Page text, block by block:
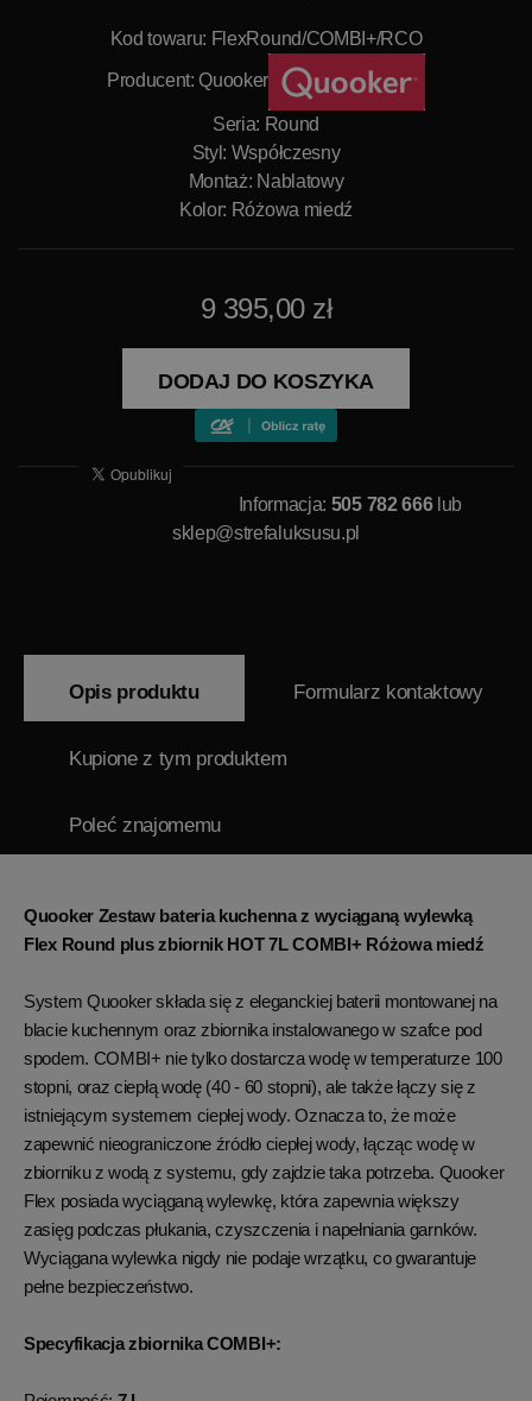
Kod towaru: FlexRound/COMBI+/RCO
Producent:Quooker
Seria: Round
Styl: Współczesny
Montaż: Nablatowy
Kolor: Różowa miedź
9 395,00 zł
DODAJ DO KOSZYKA
Informacja: 505 782 666lub
sklep@strefaluksusu.pl
Opis produktu Formularz kontaktowy
Kupione z tym produktem
Poleć znajomemu
Quooker Zestaw bateria kuchenna z wyciąganą wylewką
Flex Round plus zbiornik HOT 7L COMBI+ Różowa miedź
System Quooker składa się z eleganckiej baterii montowanej na
blacie kuchennym oraz zbiornika instalowanego w szafce pod
spodem. COMBI+ nie tylko dostarcza wodę w temperaturze 100
stopni, oraz ciepłą wodę (40 - 60 stopni), ale także łączy się z
istniejącym systemem ciepłej wody. Oznacza to, że może
zapewnić nieograniczone źródło ciepłej wody, łącząc wodę w
zbiorniku z wodą z systemu, gdy zajdzie taka potrzeba. Quooker
Flex posiada wyciąganą wylewkę, która zapewnia większy
zasięg podczas płukania, czyszczenia i napełniania garnków.
Wyciągana wylewka nigdy nie podaje wrzątku, co gwarantuje
pełne bezpieczeństwo.
Specyfikacja zbiornika COMBI+: